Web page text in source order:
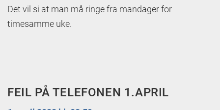
Det vil si at man må ringe fra mandager for
timesamme uke.
FEIL PÅ TELEFONEN 1.APRIL